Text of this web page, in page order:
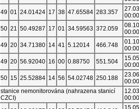
49 01 24.01424 17 38 47.65584 283.357
00:00
50 21 50.49287 17 01 34.59563 372.059
00:00
49 20 34.71380 14 41 5.12014 466.748
00:00
49 20 56.92040 16 00 0.88750 551.504
00:00
50 15 25.52884 14 56 54.02748 250.188
00:00
stanice nemonitorována (nahrazena stanicí
CZCI)
00:00